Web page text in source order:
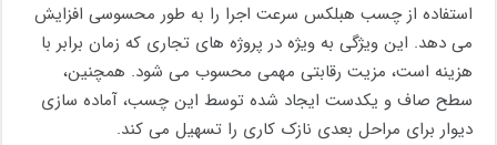
استفاده از چسب هبلکس سرعت اجرا را به طور محسوسی افزایش
می دهد. این ویژگی به ویژه در پروژه های تجاری که زمان برابر با
هزینه است، مزیت رقابتی مهمی محسوب می شود. همچنین،
سطح صاف و یکدست ایجاد شده توسط این چسب، آماده سازی
دیوار برای مراحل بعدی نازک کاری را تسهیل می کند.